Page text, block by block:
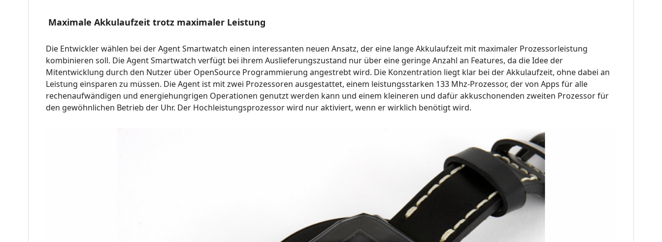
Maximale Akkulaufzeit trotz maximaler Leistung
Die Entwickler wählen bei der Agent Smartwatch einen interessanten neuen Ansatz, der eine lange Akkulaufzeit mit maximaler Prozessorleistung
kombinieren soll. Die Agent Smartwatch verfügt bei ihrem Auslieferungszustand nur über eine geringe Anzahl an Features, da die Idee der
Mitentwicklung durch den Nutzer über OpenSource Programmierung angestrebt wird. Die Konzentration liegt klar bei der Akkulaufzeit, ohne dabei an
Leistung einsparen zu müssen. Die Agent ist mit zwei Prozessoren ausgestattet, einem leistungsstarken 133 Mhz-Prozessor, der von Apps für alle
rechenaufwändigen und energiehungrigen Operationen genutzt werden kann und einem kleineren und dafür akkuschonenden zweiten Prozessor für
den gewöhnlichen Betrieb der Uhr. Der Hochleistungsprozessor wird nur aktiviert, wenn er wirklich benötigt wird.